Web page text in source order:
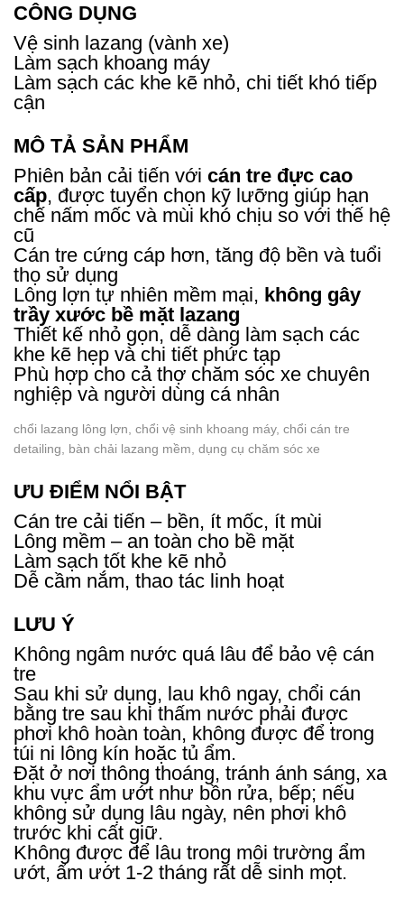
CÔNG DỤNG
Vệ sinh lazang (vành xe)
Làm sạch khoang máy
Làm sạch các khe kẽ nhỏ, chi tiết khó tiếp
cận
MÔ TẢ SẢN PHẨM
Phiên bản cải tiến với cán tre đực cao
cấp, được tuyển chọn kỹ lưỡng giúp hạn
chế nấm mốc và mùi khó chịu so với thế hệ
cũ
Cán tre cứng cáp hơn, tăng độ bền và tuổi
thọ sử dụng
Lông lợn tự nhiên mềm mại, không gây
trầy xước bề mặt lazang
Thiết kế nhỏ gọn, dễ dàng làm sạch các
khe kẽ hẹp và chi tiết phức tạp
Phù hợp cho cả thợ chăm sóc xe chuyên
nghiệp và người dùng cá nhân
chổi lazang lông lợn, chổi vệ sinh khoang máy, chổi cán tre
detailing, bàn chải lazang mềm, dụng cụ chăm sóc xe
ƯU ĐIỂM NỔI BẬT
Cán tre cải tiến – bền, ít mốc, ít mùi
Lông mềm – an toàn cho bề mặt
Làm sạch tốt khe kẽ nhỏ
Dễ cầm nắm, thao tác linh hoạt
LƯU Ý
Không ngâm nước quá lâu để bảo vệ cán
tre
Sau khi sử dụng, lau khô ngay, chổi cán
bằng tre sau khi thấm nước phải được
phơi khô hoàn toàn, không được để trong
túi ni lông kín hoặc tủ ẩm.
Đặt ở nơi thông thoáng, tránh ánh sáng, xa
khu vực ẩm ướt như bồn rửa, bếp; nếu
không sử dụng lâu ngày, nên phơi khô
trước khi cất giữ.
Không được để lâu trong môi trường ẩm
ướt, ẩm ướt 1-2 tháng rất dễ sinh mọt.